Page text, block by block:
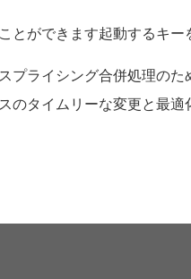
とができます起動するキー
プライシング合併処理のた
のタイムリーな変更と最